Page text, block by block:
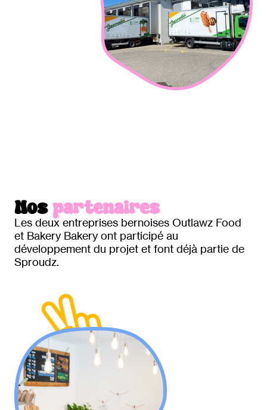
Nospartenaires
Les deux entreprises bernoises Outlawz Food
et Bakery Bakery ont participé au
développement du projet et font déjà partie de
Sproudz.